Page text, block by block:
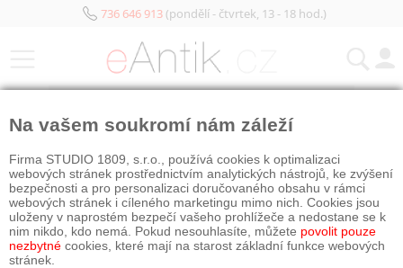
736 646 913(pondělí - čtvrtek, 13 - 18 hod.)
Na vašem soukromí nám záleží
Firma STUDIO 1809, s.r.o., používá cookies k optimalizaci
webových stránek prostřednictvím analytických nástrojů, ke zvýšení
bezpečnosti a pro personalizaci doručovaného obsahu v rámci
webových stránek i cíleného marketingu mimo nich. Cookies jsou
uloženy v naprostém bezpečí vašeho prohlížeče a nedostane se k
nim nikdo, kdo nemá. Pokud nesouhlasíte, můžete povolit pouze
nezbytné cookies, které mají na starost základní funkce webových
stránek.